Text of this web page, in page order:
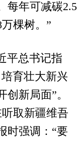
每年可减碳2.5
棵树。”
平总书记指
育壮大新兴
新局面”。
取新疆维吾
时强调：“要